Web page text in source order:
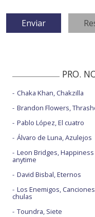
PRO.
Chaka Khan, Chakzilla
Brandon Flowers,
Pablo López, El cuatro
Álvaro de Luna, Azulejos
Leon Bridges, Happiness
anytime
David Bisbal, Eternos
Los Enemigos, Canciones
chulas
Toundra, Siete